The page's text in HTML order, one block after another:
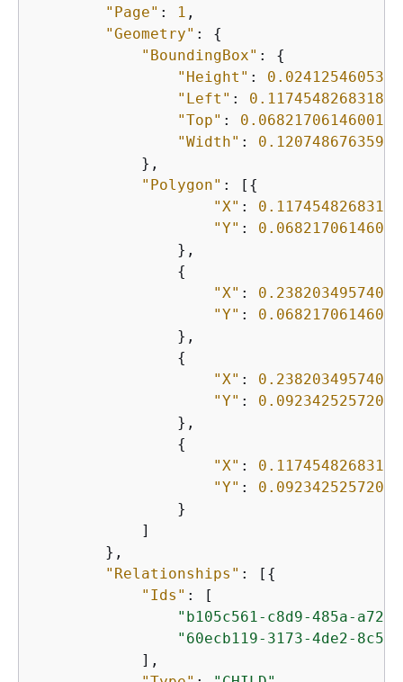
"Page" : 1 ,
"Geometry" : {
"BoundingBox" : {
"Height" :
"Left" :
"Top" :
"Width" :
            },
"Polygon" : [ {
"X" :
"Y" :
                },
{
"X" :
"Y" :
                },
{
"X" :
"Y" :
                },
{
"X" :
"Y" :
                }
            ]
        },
"Relationships" : [ {
"Ids" : [
"b105c561-c8d9-485a-
"60ecb119-3173-4de2-
            ],